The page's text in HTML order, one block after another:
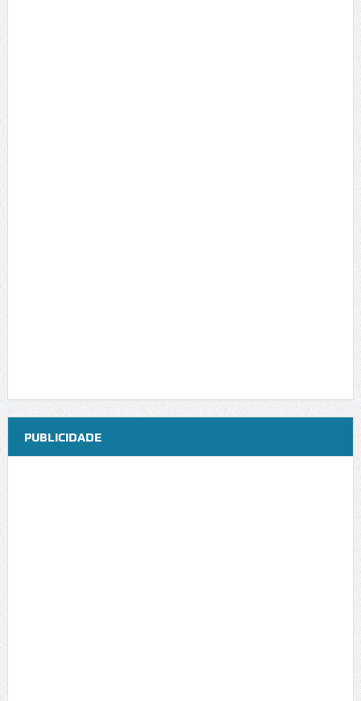
PUBLICIDADE